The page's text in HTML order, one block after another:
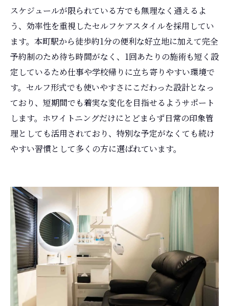
スケジュールが限られている方でも無理なく通えるよ
う、効率性を重視したセルフケアスタイルを採用してい
ます。本町駅から徒歩約1分の便利な好立地に加えて完全
予約制のため待ち時間がなく、1回あたりの施術も短く設
定しているため仕事や学校帰りに立ち寄りやすい環境で
す。セルフ形式でも使いやすさにこだわった設計となっ
ており、短期間でも着実な変化を目指せるようサポート
します。ホワイトニングだけにとどまらず日常の印象管
理としても活用されており、特別な予定がなくても続け
やすい習慣として多くの方に選ばれています。